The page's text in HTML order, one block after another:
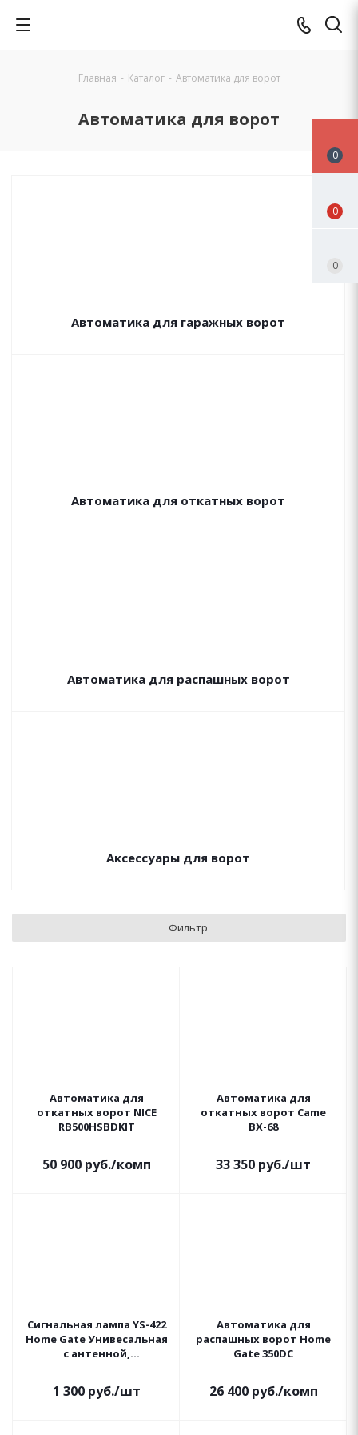
Главная - Каталог - Автоматика для ворот
Автоматика для ворот
Автоматика для гаражных ворот
Автоматика для откатных ворот
Автоматика для распашных ворот
Аксессуары для ворот
Фильтр
Автоматика для
откатных ворот NICE
RB500HSBDKIT
50 900руб./комп
Автоматика для
откатных ворот Came
BX-68
33 350 руб./шт
Сигнальная лампа YS-422
Home Gate Унивесальная
с антенной,
1 300руб./шт
Автоматика для
распашных ворот Home
Gate 350DC
26 400руб./комп
0
0
0